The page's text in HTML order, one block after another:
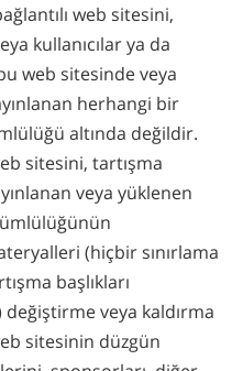
web sitesini,
kullanıcılar ya da
web sitesinde veya
herhangi bir
altında değildir.
sitesini, tartışma
veya yüklenen
(hiçbir sınırlama
başlıkları
değiştirme veya kaldırma
sitesinin düzgün